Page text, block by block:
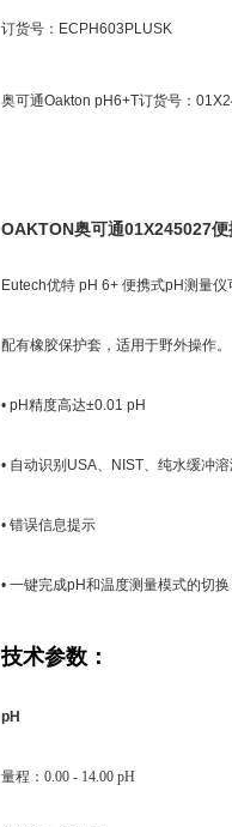
订货号： ECPH603PLUSK
奥可通Oakton pH6+T订货号：
OAKTON奥可通01X245027便
Eutech优特 pH 6+ 便携式pH测量
配有橡胶保护套，适用于野外操作。
• pH精度高达±0.01 pH
• 自动识别USA、NIST、纯水缓冲
• 错误信息提示
• 一键完成pH和温度测量模式的切换
技术参数：
pH
量程：0.00 - 14.00 pH